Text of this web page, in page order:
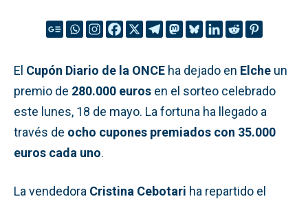
El Cupón Diario de la ONCE ha dejado en Elche un
premio de 280.000 euros en el sorteo celebrado
este lunes, 18 de mayo. La fortuna ha llegado a
través de ocho cupones premiados con 35.000
euros cada uno.
La vendedora Cristina Cebotari ha repartido el